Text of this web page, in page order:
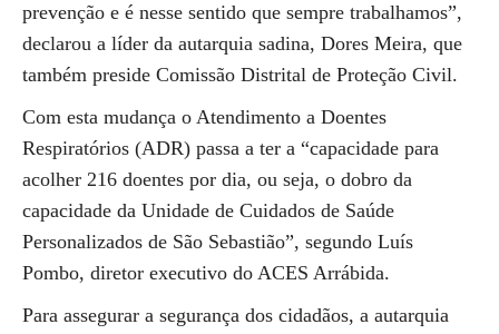
prevenção e é nesse sentido que sempre trabalhamos”,
declarou a líder da autarquia sadina, Dores Meira, que
também preside Comissão Distrital de Proteção Civil.
Com esta mudança o Atendimento a Doentes
Respiratórios (ADR) passa a ter a “capacidade para
acolher 216 doentes por dia, ou seja, o dobro da
capacidade da Unidade de Cuidados de Saúde
Personalizados de São Sebastião”, segundo Luís
Pombo, diretor executivo do ACES Arrábida.
Para assegurar a segurança dos cidadãos, a autarquia